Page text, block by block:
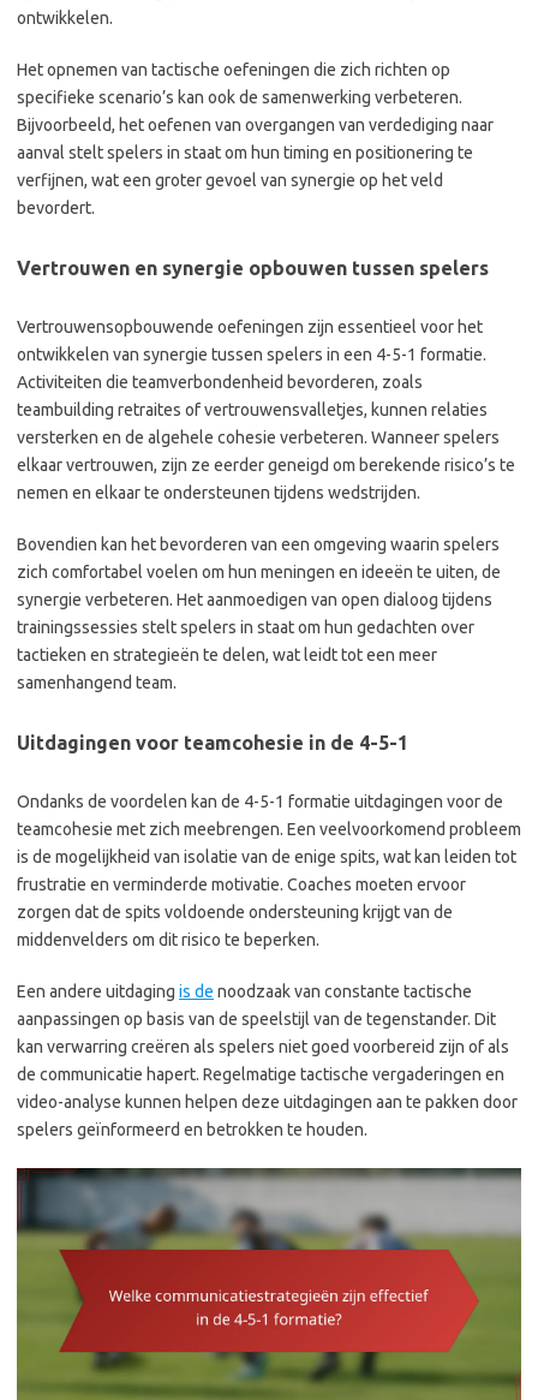
ontwikkelen.
Het opnemen van tactische oefeningen die zich richten op
specifieke scenario’s kan ook de samenwerking verbeteren.
Bijvoorbeeld, het oefenen van overgangen van verdediging naar
aanval stelt spelers in staat om hun timing en positionering te
verfijnen, wat een groter gevoel van synergie op het veld
bevordert.
Vertrouwen en synergie opbouwen tussen spelers
Vertrouwensopbouwende oefeningen zijn essentieel voor het
ontwikkelen van synergie tussen spelers in een 4-5-1 formatie.
Activiteiten die teamverbondenheid bevorderen, zoals
teambuilding retraites of vertrouwensvalletjes, kunnen relaties
versterken en de algehele cohesie verbeteren. Wanneer spelers
elkaar vertrouwen, zijn ze eerder geneigd om berekende risico’s te
nemen en elkaar te ondersteunen tijdens wedstrijden.
Bovendien kan het bevorderen van een omgeving waarin spelers
zich comfortabel voelen om hun meningen en ideeën te uiten, de
synergie verbeteren. Het aanmoedigen van open dialoog tijdens
trainingssessies stelt spelers in staat om hun gedachten over
tactieken en strategieën te delen, wat leidt tot een meer
samenhangend team.
Uitdagingen voor teamcohesie in de 4-5-1
Ondanks de voordelen kan de 4-5-1 formatie uitdagingen voor de
teamcohesie met zich meebrengen. Een veelvoorkomend probleem
is de mogelijkheid van isolatie van de enige spits, wat kan leiden tot
frustratie en verminderde motivatie. Coaches moeten ervoor
zorgen dat de spits voldoende ondersteuning krijgt van de
middenvelders om dit risico te beperken.
Een andere uitdaging is de noodzaak van constante tactische
aanpassingen op basis van de speelstijl van de tegenstander. Dit
kan verwarring creëren als spelers niet goed voorbereid zijn of als
de communicatie hapert. Regelmatige tactische vergaderingen en
video-analyse kunnen helpen deze uitdagingen aan te pakken door
spelers geïnformeerd en betrokken te houden.